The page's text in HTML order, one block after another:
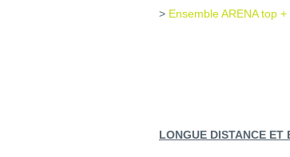
> Ensemble ARENA top
LONGUE DISTANCE ET